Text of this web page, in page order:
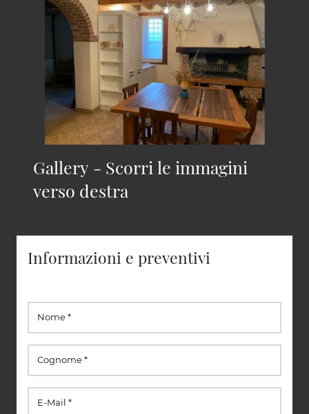
Gallery - Scorri le immagini
verso destra
Informazioni e preventivi